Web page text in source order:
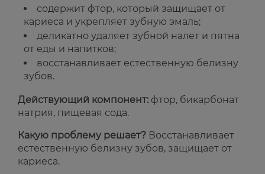
содержит фтор, который защищает от
кариеса и укрепляет зубную эмаль;
деликатно удаляет зубной налет и пятна
от еды и напитков;
восстанавливает естественную белизну
зубов.
Действующий компонент: фтор, бикарбонат
натрия, пищевая сода.
Какую проблему решает? Восстанавливает
естественную белизну зубов, защищает от
кариеса.